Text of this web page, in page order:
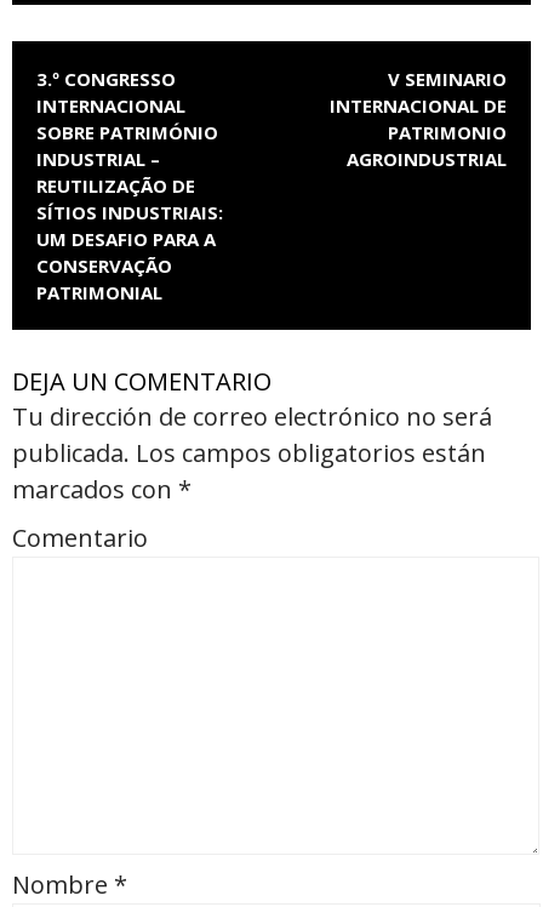
3.º CONGRESSO
INTERNACIONAL
SOBRE PATRIMÓNIO
INDUSTRIAL –
REUTILIZAÇÃO DE
SÍTIOS INDUSTRIAIS:
UM DESAFIO PARA A
CONSERVAÇÃO
PATRIMONIAL
V SEMINARIO
INTERNACIONAL DE
PATRIMONIO
AGROINDUSTRIAL
DEJA UN COMENTARIO
Tu dirección de correo electrónico no será
publicada. Los campos obligatorios están
marcados con *
Comentario
Nombre *